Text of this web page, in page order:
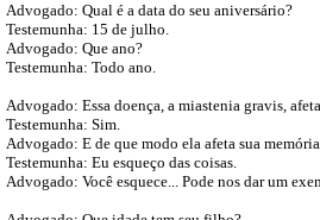
Advogado: Qual é a data do seu aniversário?
Testemunha: 15 de julho.
Advogado: Que ano?
Testemunha: Todo ano.
Advogado: Essa doença, a miastenia gravis,
Testemunha: Sim.
Advogado: E de que modo ela afeta sua
Testemunha: Eu esqueço das coisas.
Advogado: Você esquece... Pode nos dar um